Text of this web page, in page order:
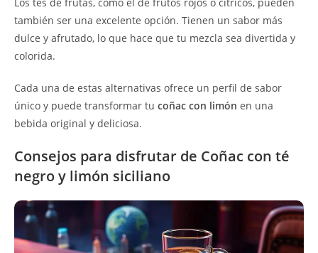
también ser una excelente opción. Tienen un sabor más
dulce y afrutado, lo que hace que tu mezcla sea divertida y
colorida.
Cada una de estas alternativas ofrece un perfil de sabor
único y puede transformar tu coñac con limón en una
bebida original y deliciosa.
Consejos para disfrutar de Coñac con té
negro y limón siciliano